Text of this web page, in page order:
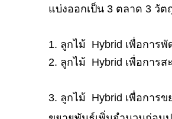
แบ่งออกเป็น 3 ตลาด 3 วัต
1. ลูกไม้ Hybrid เพื่อการ
2. ลูกไม้ Hybrid เพื่อการ
3. ลูกไม้ Hybrid เพื่อการ